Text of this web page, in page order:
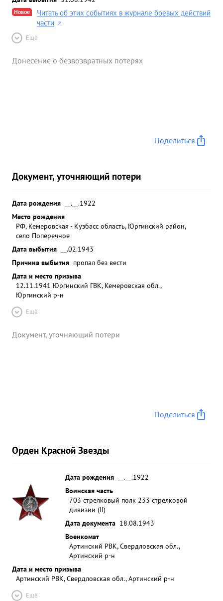
Новое
Читать об этих событиях в журнале боевых действий
части
Ещё
Донесение о безвозвратных потерях
Поделиться
Документ, уточняющий потери
Дата рождения
__.__.1922
Место рождения
РФ, Кемеровская - Кузбасс область, Юргинский район,
село Поперечное
Дата выбытия
__.02.1943
Причина выбытия пропал без вести
Дата и место призыва
12.11.1941 Юргинский ГВК, Кемеровская обл.,
Юргинский р-н
Ещё
Документ, уточняющий потери
Поделиться
Орден Красной Звезды
Дата рождения
__.__.1922
Воинская часть
703 стрелковый полк 233 стрелковой
дивизии (II)
Дата документа 18.08.1943
Военкомат
Артинский РВК, Свердловская обл.,
Артинский р-н
Дата и место призыва
Артинский РВК, Свердловская обл., Артинский р-н
Ещё